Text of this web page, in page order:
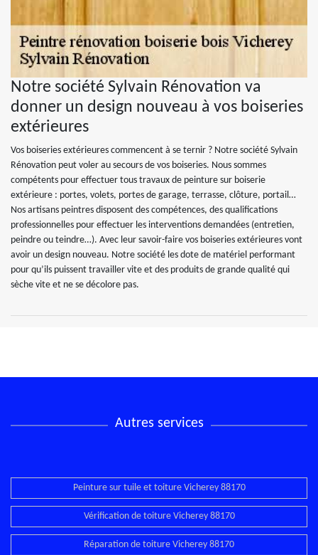
Notre société Sylvain Rénovation va
donner un design nouveau à vos boiseries
extérieures
Vos boiseries extérieures commencent à se ternir ? Notre société Sylvain
Rénovation peut voler au secours de vos boiseries. Nous sommes
compétents pour effectuer tous travaux de peinture sur boiserie
extérieure : portes, volets, portes de garage, terrasse, clôture, portail…
Nos artisans peintres disposent des compétences, des qualifications
professionnelles pour effectuer les interventions demandées (entretien,
peindre ou teindre…). Avec leur savoir-faire vos boiseries extérieures vont
avoir un design nouveau. Notre société les dote de matériel performant
pour qu’ils puissent travailler vite et des produits de grande qualité qui
sèche vite et ne se décolore pas.
Autres services
Peinture sur tuile et toiture Vicherey 88170
Vérification de toiture Vicherey 88170
Réparation de toiture Vicherey 88170